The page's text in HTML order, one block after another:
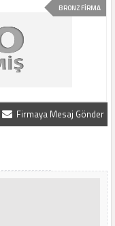
BRONZ FİRMA
Firmaya Mesaj Gönder